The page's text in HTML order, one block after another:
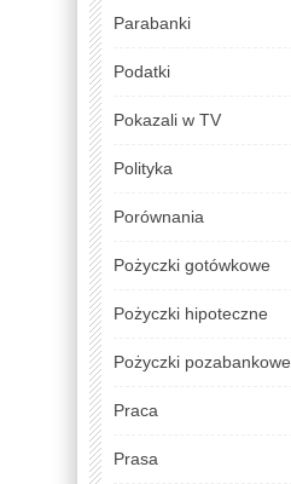
Parabanki
Podatki
Pokazali w TV
Polityka
Porównania
Pożyczki gotówkowe
Pożyczki hipoteczne
Pożyczki pozabankowe
Praca
Prasa